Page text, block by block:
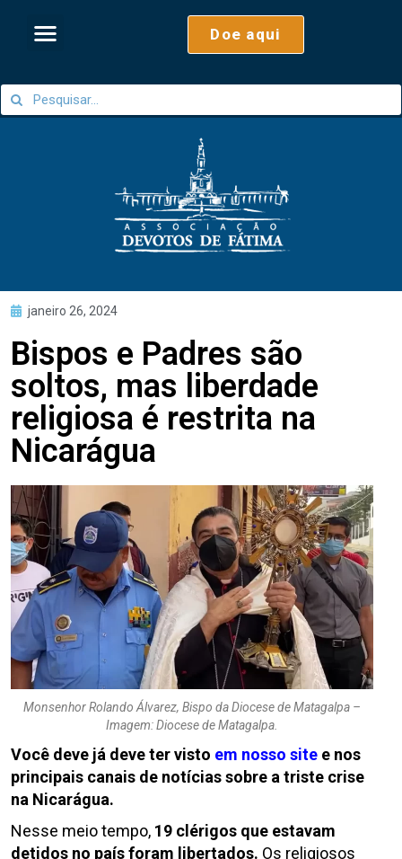
Doe aqui
janeiro 26, 2024
Bispos e Padres são
soltos, mas liberdade
religiosa é restrita na
Nicarágua
Monsenhor Rolando Álvarez, Bispo da Diocese de Matagalpa –
Imagem: Diocese de Matagalpa.
Você deve já deve ter visto em nosso site e nos
principais canais de notícias sobre a triste crise
na Nicarágua.
Nesse meio tempo, 19 clérigos que estavam
detidos no país foram libertados. Os religiosos